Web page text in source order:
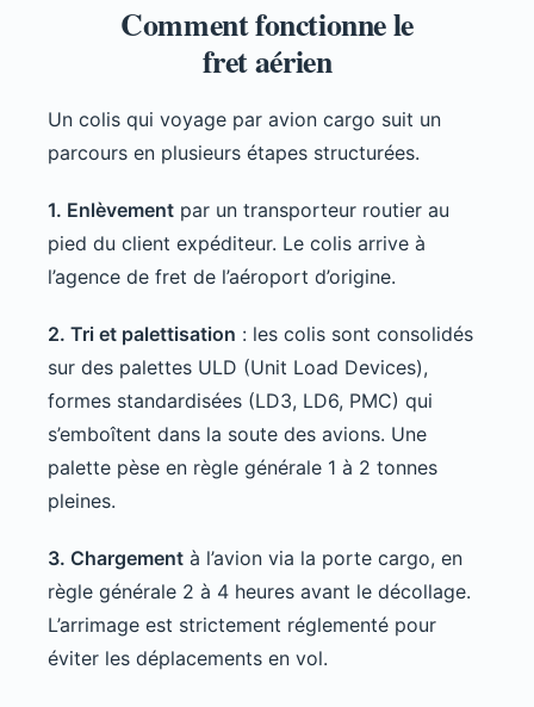
Comment fonctionne le
fret aérien
Un colis qui voyage par avion cargo suit un
parcours en plusieurs étapes structurées.
1. Enlèvement par un transporteur routier au
pied du client expéditeur. Le colis arrive à
l’agence de fret de l’aéroport d’origine.
2. Tri et palettisation : les colis sont consolidés
sur des palettes ULD (Unit Load Devices),
formes standardisées (LD3, LD6, PMC) qui
s’emboîtent dans la soute des avions. Une
palette pèse en règle générale 1 à 2 tonnes
pleines.
3. Chargement à l’avion via la porte cargo, en
règle générale 2 à 4 heures avant le décollage.
L’arrimage est strictement réglementé pour
éviter les déplacements en vol.